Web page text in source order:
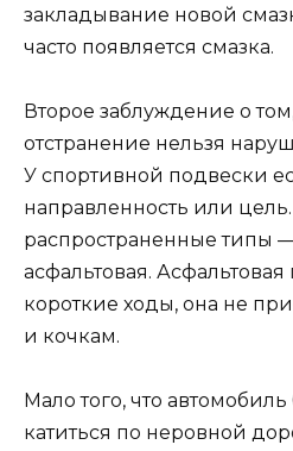
закладывание новой
часто появляется смазка.
Второе заблуждение о
отстранение нельзя
У спортивной подвески
направленность или
распространенные типы
асфальтовая.
короткие ходы, она не
и кочкам.
Мало того, что автомобиль
катиться по неровной